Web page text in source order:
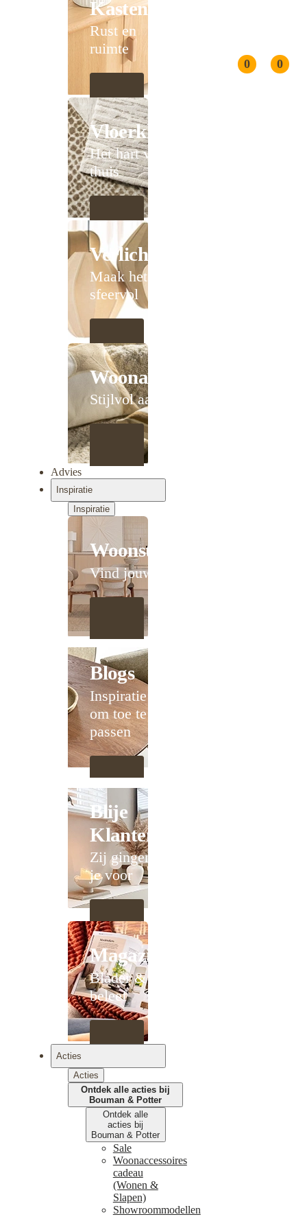
0 0
Kasten
Rust en
ruimte
Vloerkleden
Het hart van
thuis
Verlichting
Maak het
sfeervol
Woonaccessoires
Stijlvol aanschuiven
Advies
Inspiratie
Inspiratie
Woonstijlen
Vind jouw stijl
Blogs
Inspiratie
om toe te
passen
Blije
Klanten
Zij gingen
je voor
Magazines
Blader &
beleef
Acties
Acties
Ontdek alle acties bij
Bouman & Potter
Ontdek alle
acties bij
Bouman & Potter
Sale
Woonaccessoires
cadeau
(Wonen &
Slapen)
Showroommodellen